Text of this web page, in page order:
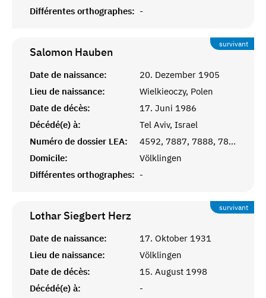
Différentes orthographes: -
survivant
Salomon Hauben
Date de naissance:
20. Dezember 1905
Lieu de naissance:
Wielkieoczy, Polen
Date de décès:
17. Juni 1986
Décédé(e) à:
Tel Aviv, Israel
Numéro de dossier LEA:
4592, 7887, 7888, 7889
Domicile:
Völklingen
Différentes orthographes: -
survivant
Lothar Siegbert Herz
Date de naissance:
17. Oktober 1931
Lieu de naissance:
Völklingen
Date de décès:
15. August 1998
Décédé(e) à:
-